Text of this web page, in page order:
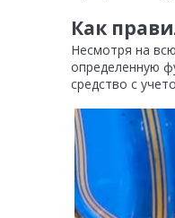
Как
Несмотря на
определенную
средство с